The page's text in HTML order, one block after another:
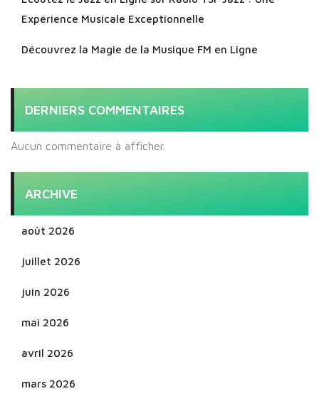
Expérience Musicale Exceptionnelle
Découvrez la Magie de la Musique FM en Ligne
DERNIERS COMMENTAIRES
Aucun commentaire à afficher.
ARCHIVE
août 2026
juillet 2026
juin 2026
mai 2026
avril 2026
mars 2026